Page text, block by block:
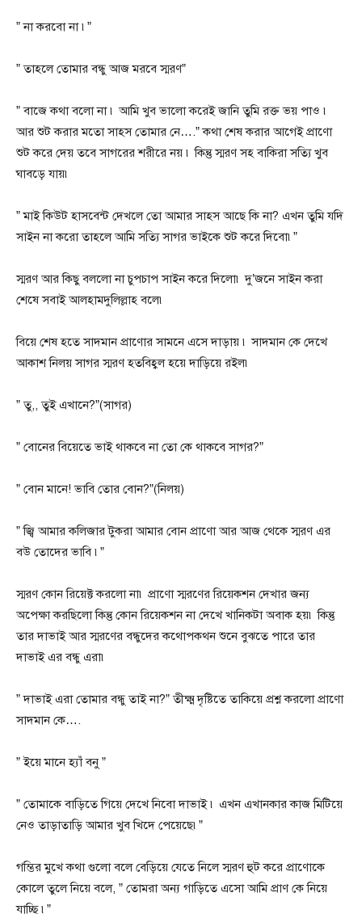
” না করবো না ৷”
” তাহলে তোমার বন্ধু আজ মরবে স্মরণ”
” বাজে কথা বলো না ৷ আমি খুব ভালো করেই জানি তুমি রক্ত ভয় পাও ৷
আর শুট করার মতো সাহস তোমার নে….” কথা শেষ করার আগেই প্রাণো
শুট করে দেয় তবে সাগরের শরীরে নয় ৷ কিন্তু স্মরণ সহ বাকিরা সত্যি খুব
ঘাবড়ে যায়৷
” মাই কিউট হাসবেন্ট দেখলে তো আমার সাহস আছে কি না? এখন তুমি যদি
সাইন না করো তাহলে আমি সত্যি সাগর ভাইকে শুট করে দিবো৷”
স্মরণ আর কিছু বললো না চুপচাপ সাইন করে দিলো৷ দু’জনে সাইন করা
শেষে সবাই আলহামদুলিল্লাহ বলে৷
বিয়ে শেষ হতে সাদমান প্রাণোর সামনে এসে দাড়ায় ৷ সাদমান কে দেখে
আকাশ নিলয় সাগর স্মরণ হতবিহ্বল হয়ে দাড়িয়ে রইল৷
” তু,, তুই এখানে?”(সাগর)
” বোনের বিয়েতে ভাই থাকবে না তো কে থাকবে সাগর?”
” বোন মানে! ভাবি তোর বোন?”(নিলয়)
” জ্বি আমার কলিজার টুকরা আমার বোন প্রাণো আর আজ থেকে স্মরণ এর
বউ তোদের ভাবি ৷”
স্মরণ কোন রিয়েক্ট করলো না৷ প্রাণো স্মরণের রিয়েকশন দেখার জন্য
অপেক্ষা করছিলো কিন্তু কোন রিয়েকশন না দেখে খানিকটা অবাক হয়৷ কিন্তু
তার দাভাই আর স্মরণের বন্ধুদের কথোপকথন শুনে বুঝতে পারে তার
দাভাই এর বন্ধু এরা৷
” দাভাই এরা তোমার বন্ধু তাই না?” তীক্ষ্ম দৃষ্টিতে তাকিয়ে প্রশ্ন করলো প্রাণো
সাদমান কে….
” ইয়ে মানে হ্যাঁ বনু ”
” তোমাকে বাড়িতে গিয়ে দেখে নিবো দাভাই ৷ এখন এখানকার কাজ মিটিয়ে
নেও তাড়াতাড়ি আমার খুব খিদে পেয়েছে৷”
গম্ভির মুখে কথা গুলো বলে বেড়িয়ে যেতে নিলে স্মরণ হুট করে প্রাণোকে
কোলে তুলে নিয়ে বলে, ” তোমরা অন্য গাড়িতে এসো আমি প্রাণ কে নিয়ে
যাচ্ছি ৷”